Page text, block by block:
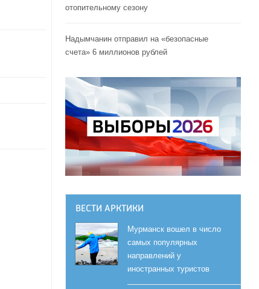
отопительному сезону
Надымчанин отправил на «безопасные
счета» 6 миллионов рублей
ВЕСТИ АРКТИКИ
Мурманск вошел в число
самых популярных
направлений у
иностранных туристов